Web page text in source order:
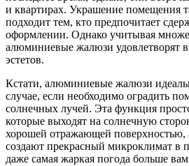
и квартирах. Украшение помещения
подходит тем, кто предпочитает
оформлении. Однако учитывая
алюминиевые жалюзи удовлетворят
эстетов.
Кстати, алюминиевые жалюзи
случае, если необходимо оградить
солнечных лучей. Эта функция
которые выходят на солнечную
хорошей отражающей
создают прекрасный микроклимат в
даже самая жаркая погода больше